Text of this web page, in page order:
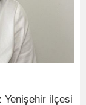
Yenişehir ilçesi